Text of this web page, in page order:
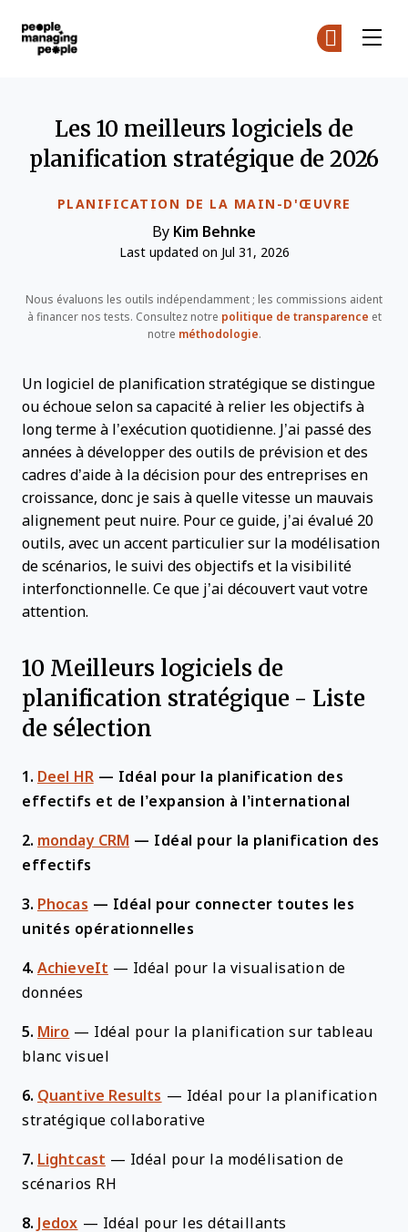
PLANIFICATION DE LA MAIN-D'ŒUVRE
Les 10 meilleurs logiciels de
planification stratégique de 2026
By Kim Behnke
Last updated on Jul 31, 2026
Nous évaluons les outils indépendamment ; les commissions aident
à financer nos tests. Consultez notre politique de transparence et
notre méthodologie.
Un logiciel de planification stratégique se distingue
ou échoue selon sa capacité à relier les objectifs à
long terme à l’exécution quotidienne. J’ai passé des
années à développer des outils de prévision et des
cadres d’aide à la décision pour des entreprises en
croissance, donc je sais à quelle vitesse un mauvais
alignement peut nuire. Pour ce guide, j’ai évalué 20
outils, avec un accent particulier sur la modélisation
de scénarios, le suivi des objectifs et la visibilité
interfonctionnelle. Ce que j’ai découvert vaut votre
attention.
10 Meilleurs logiciels de
planification stratégique - Liste
de sélection
1. Deel HR — Idéal pour la planification des
effectifs et de l’expansion à l’international
2. monday CRM — Idéal pour la planification des
effectifs
3. Phocas — Idéal pour connecter toutes les
unités opérationnelles
4. AchieveIt — Idéal pour la visualisation de
données
5. Miro — Idéal pour la planification sur tableau
blanc visuel
6. Quantive Results — Idéal pour la planification
stratégique collaborative
7. Lightcast — Idéal pour la modélisation de
scénarios RH
8. Jedox — Idéal pour les détaillants